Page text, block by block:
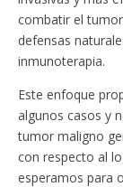
combatir el
defensas
inmunoterapia.
Este enfoque
algunos casos y
tumor maligno
con respecto al
esperamos para